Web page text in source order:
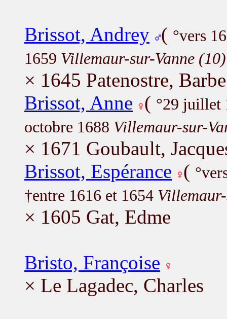
Brissot, Andrey ( °vers
1659 Villemaur-sur-Vanne (10)
× 1645 Patenostre, Barbe
Brissot, Anne ( °29 juillet
octobre 1688 Villemaur-sur-
× 1671 Goubault,
Brissot, Espérance (
†entre 1616 et 1654
× 1605 Gat, Edme
Bristo, Françoise
× Le Lagadec, Charles